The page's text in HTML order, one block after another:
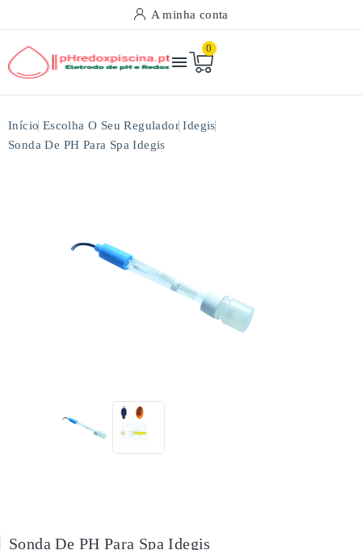
A minha conta

0
Início Escolha O Seu Regulador Idegis
Sonda De PH Para Spa Idegis
Sonda De PH Para Spa Idegis